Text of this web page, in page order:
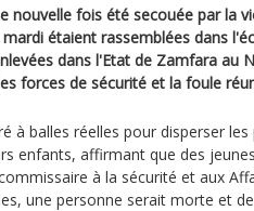
nouvelle fois été secouée par la
étaient rassemblées dans
dans l'Etat de Zamfara au
forces de sécurité et la foule
à balles réelles pour disperser
enfants, affirmant que des
à la sécurité et aux
une personne serait morte et